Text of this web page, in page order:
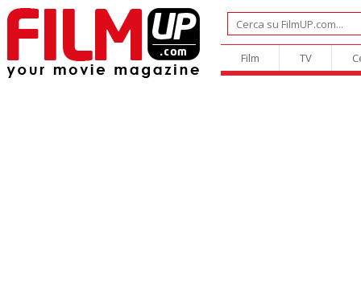
Film TV